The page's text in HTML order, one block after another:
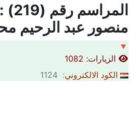
منصور عبد الرحيم
🔻
الزيارات: 1082
الكود الالكتروني: 1124